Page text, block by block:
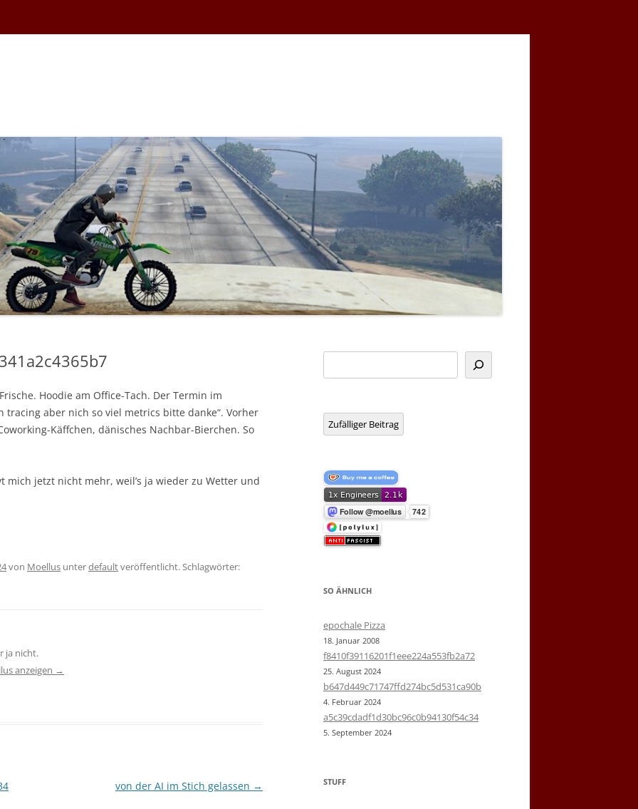
Hoodie am Office-Tach. Der Termin im
tracing aber nich so viel metrics bitte danke“. Vorher
Käffchen, dänisches Nachbar-Bierchen. So
mich jetzt nicht mehr, weil’s ja wieder zu Wetter und
von Moellus unterdefaultveröffentlicht. Schlagwörter:
ja nicht.
anzeigen →
von der AI im Stich gelassen →
Zufälliger Beitrag
SO ÄHNLICH
epochale Pizza
18. Januar 2008
f8410f39116201f1eee224a553fb2a72
25. August 2024
b647d449c71747ffd274bc5d531ca90b
4. Februar 2024
a5c39cdadf1d30bc96c0b94130f54c34
5. September 2024
STUFF